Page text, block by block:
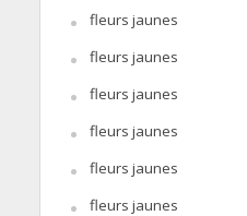
fleurs jaunes
fleurs jaunes
fleurs jaunes
fleurs jaunes
fleurs jaunes
fleurs jaunes